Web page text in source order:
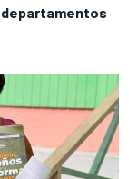
departamentos